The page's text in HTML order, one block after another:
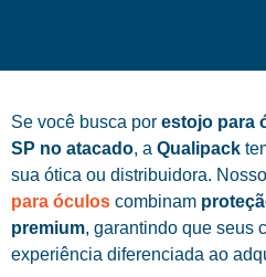
Se você busca por estojo para
SP no atacado, a Qualipack
sua ótica ou distribuidora.
para óculos combinam
premium, garantindo que seus
experiência diferenciada ao